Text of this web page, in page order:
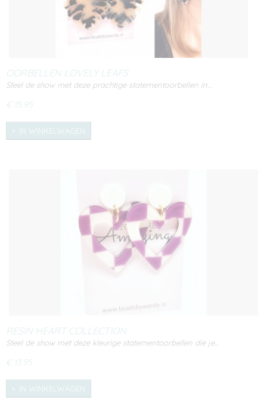
OORBELLEN LOVELY LEAFS
Steel de show met deze prachtige statementoorbellen in…
€ 15,95
IN WINKELWAGEN
RESIN HEART COLLECTION
Steel de show met deze kleurige statementoorbellen die je…
€ 13,95
IN WINKELWAGEN